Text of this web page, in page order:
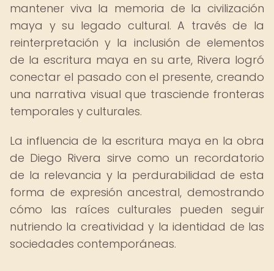
mantener viva la memoria de la civilización
maya y su legado cultural. A través de la
reinterpretación y la inclusión de elementos
de la escritura maya en su arte, Rivera logró
conectar el pasado con el presente, creando
una narrativa visual que trasciende fronteras
temporales y culturales.
La influencia de la escritura maya en la obra
de Diego Rivera sirve como un recordatorio
de la relevancia y la perdurabilidad de esta
forma de expresión ancestral, demostrando
cómo las raíces culturales pueden seguir
nutriendo la creatividad y la identidad de las
sociedades contemporáneas.